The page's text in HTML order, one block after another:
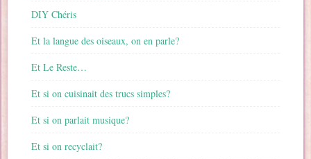
DIY Chéris
Et la langue des oiseaux, on en parle?
Et Le Reste…
Et si on cuisinait des trucs simples?
Et si on parlait musique?
Et si on recyclait?